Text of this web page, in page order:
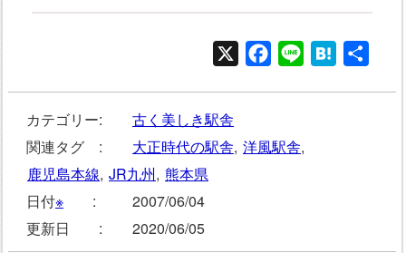
Facebook
Line Hatena
カテゴリー:
古く美しき駅舎
関連タグ :
大正時代の駅舎, 洋風駅舎,
鹿児島本線, JR九州, 熊本県
日付※ :
2007/06/04
更新日 :
2020/06/05